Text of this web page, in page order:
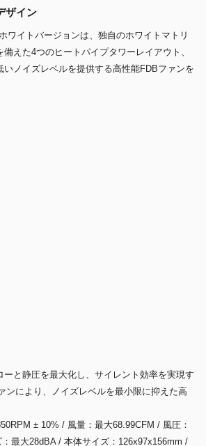
ザイン
ワイトバージョンは、独自のホワイトマトリ
えた4つのヒートパイプタワーレイアウト、
いノイズレベルを提供する高性能FDBファンを
ーと静圧を最大化し、サイレント効率を実現す
ンにより、ノイズレベルを最小限に抑えた高
± 10% / 風量：最大68.99CFM / 風圧：
最大28dBA / 本体サイズ：126x97x156mm /